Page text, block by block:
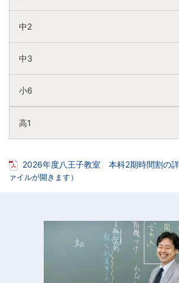
中2
中3
小6
高1
2026年度八王子教室 本科2期時間割の
ァイルが開きます）